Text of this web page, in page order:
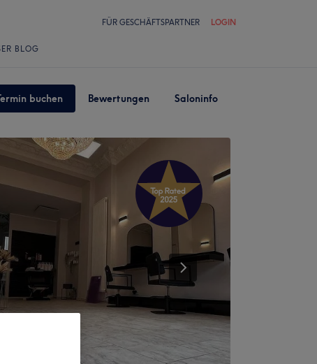
FÜR GESCHÄFTSPARTNER LOGIN
BLOG
buchen Bewertungen Saloninfo